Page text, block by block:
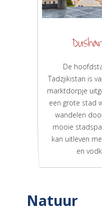
De
Tadzjikistan is
marktdorpje
een grote stad
wandelen
mooie
kan uitleven
en
Natuur